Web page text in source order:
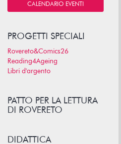
CALENDARIO EVENTI
PROGETTI SPECIALI
Rovereto&Comics26
Reading4Ageing
Libri d'argento
PATTO PER LA LETTURA
DI ROVERETO
DIDATTICA